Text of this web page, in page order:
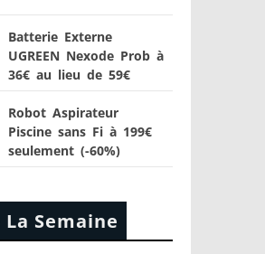
Batterie Externe
UGREEN Nexode Prob à
36€ au lieu de 59€
Robot Aspirateur
Piscine sans Fi à 199€
seulement (-60%)
Semaine